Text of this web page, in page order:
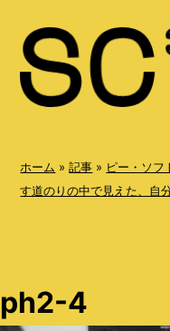
e
ホーム »記事 » ピー・ソフ
す道のりの中で見えた、自
ph2-4